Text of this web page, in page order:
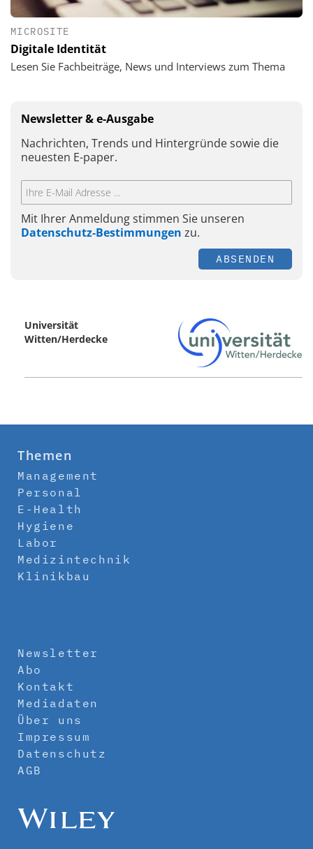
MICROSITE
Digitale Identität
Lesen Sie Fachbeiträge, News und Interviews zum Thema
Newsletter & e-Ausgabe
Nachrichten, Trends und Hintergründe sowie die
neuesten E-paper.
Mit Ihrer Anmeldung stimmen Sie unseren
Datenschutz-Bestimmungen zu.
ABSENDEN
Universität
Witten/Herdecke
Themen
Management
Personal
E-Health
Hygiene
Labor
Medizintechnik
Klinikbau
Newsletter
Abo
Kontakt
Mediadaten
Über uns
Impressum
Datenschutz
AGB